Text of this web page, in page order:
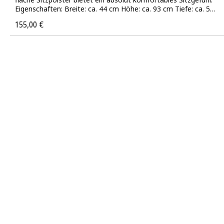
Eigenschaften: Breite: ca. 44 cm Höhe: ca. 93 cm Tiefe: ca. 50
cm Sitzhöhe: ca. 47 cm Sitzfläche: ca. 44 x 40 cm Holz: Buche
Regulärer Preis:
155,00 €